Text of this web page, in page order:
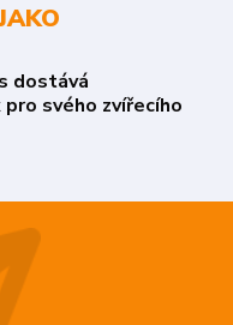
dostává
svého zvířecího